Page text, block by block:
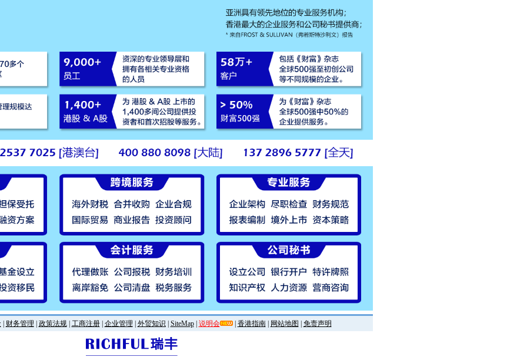
| 财务管理 政策法规| 工商注册| 企业管理 外贸知识 SiteMap| 说明会 | 香港指南| 网站地图 免责声明